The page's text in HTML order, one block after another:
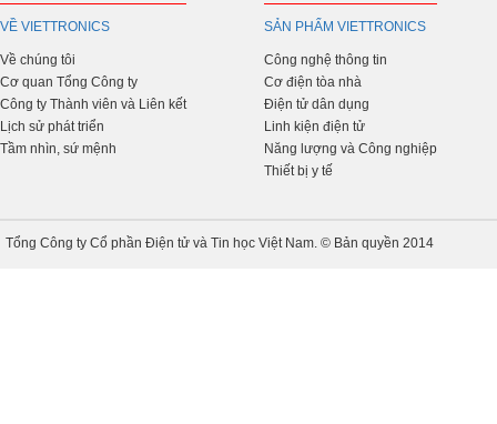
VỀ VIETTRONICS
Về chúng tôi
Cơ quan Tổng Công ty
Công ty Thành viên và Liên kết
Lịch sử phát triển
Tầm nhìn, sứ mệnh
SẢN PHẨM VIETTRONICS
Công nghệ thông tin
Cơ điện tòa nhà
Điện tử dân dụng
Linh kiện điện tử
Năng lượng và Công nghiệp
Thiết bị y tế
Tổng Công ty Cổ phần Điện tử và Tin học Việt Nam. © Bản quyền 2014